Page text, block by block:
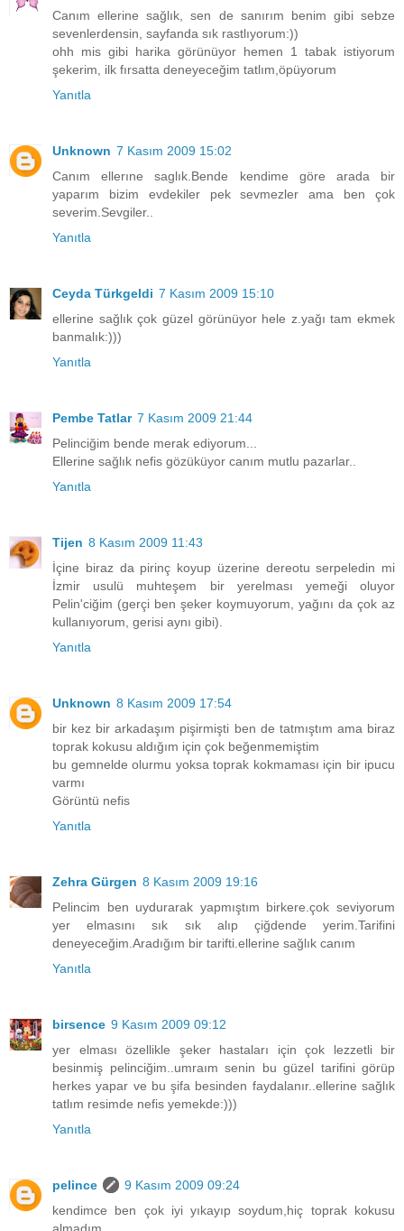
Canım ellerine sağlık, sen de sanırım benim gibi sebze
sevenlerdensin, sayfanda sık rastlıyorum:))
ohh mis gibi harika görünüyor hemen 1 tabak istiyorum
şekerim, ilk fırsatta deneyeceğim tatlım,öpüyorum
Yanıtla
Unknown 7 Kasım 2009 15:02
Canım ellerıne saglık.Bende kendime göre arada bir
yaparım bizim evdekiler pek sevmezler ama ben çok
severim.Sevgiler..
Yanıtla
Ceyda Türkgeldi 7 Kasım 2009 15:10
ellerine sağlık çok güzel görünüyor hele z.yağı tam ekmek
banmalık:)))
Yanıtla
Pembe Tatlar 7 Kasım 2009 21:44
Pelinciğim bende merak ediyorum...
Ellerine sağlık nefis gözüküyor canım mutlu pazarlar..
Yanıtla
Tijen 8 Kasım 2009 11:43
İçine biraz da pirinç koyup üzerine dereotu serpeledin mi
İzmir usulü muhteşem bir yerelması yemeği oluyor
Pelin'ciğim (gerçi ben şeker koymuyorum, yağını da çok az
kullanıyorum, gerisi aynı gibi).
Yanıtla
Unknown 8 Kasım 2009 17:54
bir kez bir arkadaşım pişirmişti ben de tatmıştım ama biraz
toprak kokusu aldığım için çok beğenmemiştim
bu gemnelde olurmu yoksa toprak kokmaması için bir ipucu
varmı
Görüntü nefis
Yanıtla
Zehra Gürgen 8 Kasım 2009 19:16
Pelincim ben uydurarak yapmıştım birkere.çok seviyorum
yer elmasını sık sık alıp çiğdende yerim.Tarifini
deneyeceğim.Aradığım bir tarifti.ellerine sağlık canım
Yanıtla
birsence 9 Kasım 2009 09:12
yer elması özellikle şeker hastaları için çok lezzetli bir
besinmiş pelinciğim..umraım senin bu güzel tarifini görüp
herkes yapar ve bu şifa besinden faydalanır..ellerine sağlık
tatlım resimde nefis yemekde:)))
Yanıtla
pelince
9 Kasım 2009 09:24
kendimce ben çok iyi yıkayıp soydum,hiç toprak kokusu